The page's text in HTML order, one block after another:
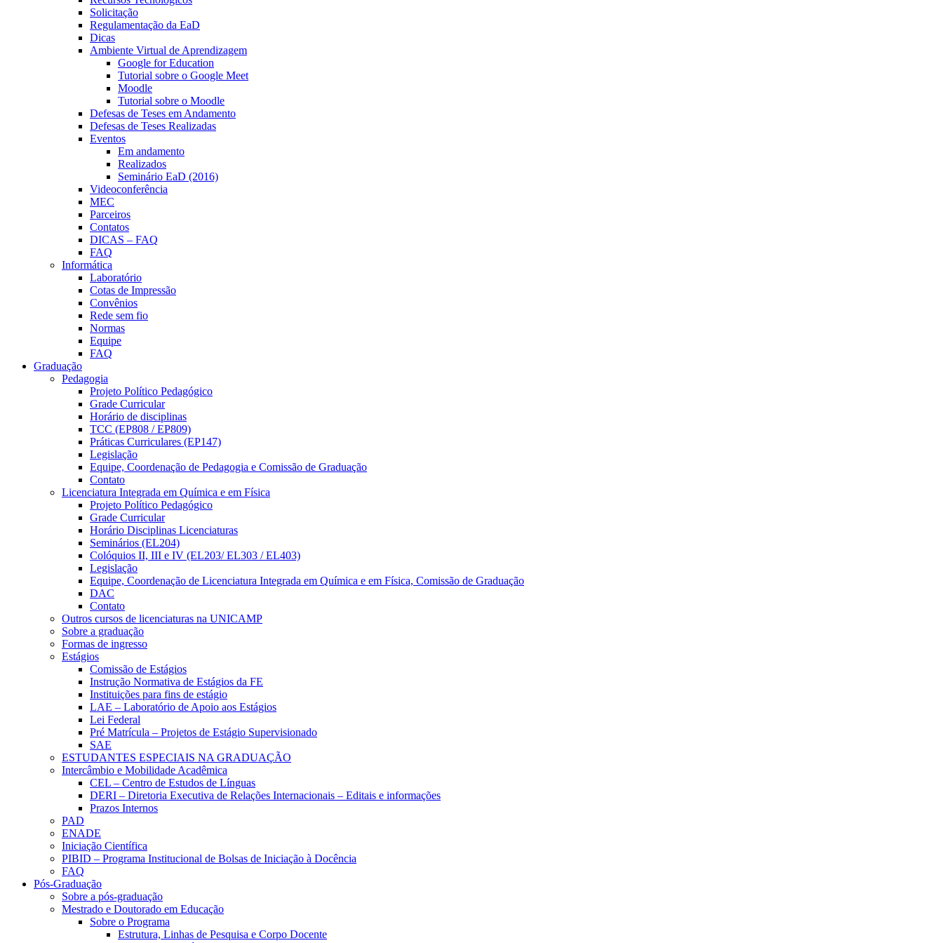
Solicitação
Regulamentação da EaD
Dicas
Ambiente Virtual de Aprendizagem
Google for Education
Tutorial sobre o Google Meet
Moodle
Tutorial sobre o Moodle
Defesas de Teses em Andamento
Defesas de Teses Realizadas
Eventos
Em andamento
Realizados
Seminário EaD (2016)
Videoconferência
MEC
Parceiros
Contatos
DICAS – FAQ
FAQ
Informática
Laboratório
Cotas de Impressão
Convênios
Rede sem fio
Normas
Equipe
FAQ
Graduação
Pedagogia
Projeto Político Pedagógico
Grade Curricular
Horário de disciplinas
TCC (EP808 / EP809)
Práticas Curriculares (EP147)
Legislação
Equipe, Coordenação de Pedagogia e Comissão de Graduação
Contato
Licenciatura Integrada em Química e em Física
Projeto Político Pedagógico
Grade Curricular
Horário Disciplinas Licenciaturas
Seminários (EL204)
Colóquios II, III e IV (EL203/ EL303 / EL403)
Legislação
Equipe, Coordenação de Licenciatura Integrada em Química e em Física, Comissão de Graduação
DAC
Contato
Outros cursos de licenciaturas na UNICAMP
Sobre a graduação
Formas de ingresso
Estágios
Comissão de Estágios
Instrução Normativa de Estágios da FE
Instituições para fins de estágio
LAE – Laboratório de Apoio aos Estágios
Lei Federal
Pré Matrícula – Projetos de Estágio Supervisionado
SAE
ESTUDANTES ESPECIAIS NA GRADUAÇÃO
Intercâmbio e Mobilidade Acadêmica
CEL – Centro de Estudos de Línguas
DERI – Diretoria Executiva de Relações Internacionais – Editais e informações
Prazos Internos
PAD
ENADE
Iniciação Científica
PIBID – Programa Institucional de Bolsas de Iniciação à Docência
FAQ
Pós-Graduação
Sobre a pós-graduação
Mestrado e Doutorado em Educação
Sobre o Programa
Estrutura, Linhas de Pesquisa e Corpo Docente